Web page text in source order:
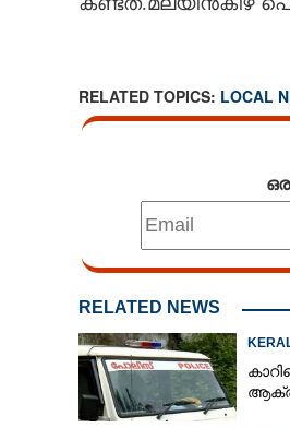
CARTOONS
LITERATURE
RELATED TOPICS: LOCAL
RELATED NEWS